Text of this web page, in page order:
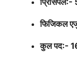
प्रिंसिपल:-
फिजिकल
कुल पद:-